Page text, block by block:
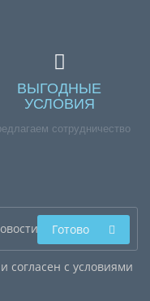
ВЫГОДНЫЕ
УСЛОВИЯ
сотрудничество
согласен с условиями
Готово